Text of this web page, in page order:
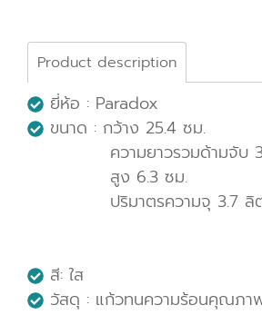
Product description
ยี่ห้อ : Paradox
ขนาด : กว้าง 25.4 ซม.
ความยาวรวมด้ามจับ
สูง 6.3 ซม.
ปริมาตรความจุ
สี: ใส
วัสดุ : แก้วทนความร้อนคุณภา